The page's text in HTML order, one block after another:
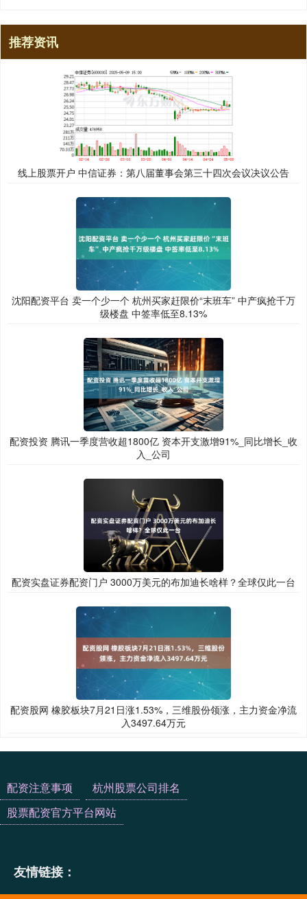
推荐资讯
线上股票开户 中信证券：第八届董事会第三十四次会议决议公告
沈阳配资平台 卖一个少一个 杭州买家赶限价“末班车” 中产疯抢千万
级楼盘 中签率低至8.13%
配资投资 腾讯一季度营收超1800亿 资本开支激增91%_同比增长_收
入_公司
配资实盘证券配资门户 3000万美元的布加迪长啥样？全球仅此一台
配资股网 橡胶板块7月21日涨1.53%，三维股份领涨，主力资金净流
入3497.64万元
配资注意事项
杭州股票公司排名
股票配资官方平台网站
友情链接：